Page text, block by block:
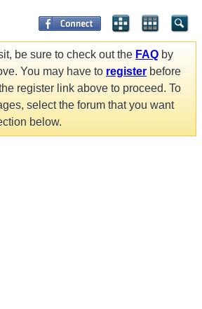
be sure to check out the FAQ by
You may have to register before
register link above to proceed. To
select the forum that you want
below.